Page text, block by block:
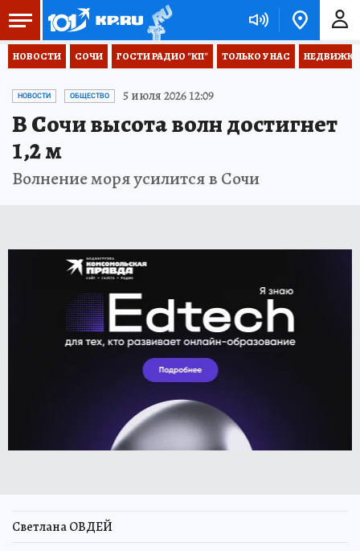
НОВОСТИ СОЧИ ГОСТИ РАДИО "КП" ТОЛЬКО У НАС НЕДВИЖКА
НОВОСТИ ОБЩЕСТВО 5 июля 2026 12:09
В Сочи высота волн достигнет
1,2 м
Волнение моря усилится в Сочи
Светлана ОВДЕЙ